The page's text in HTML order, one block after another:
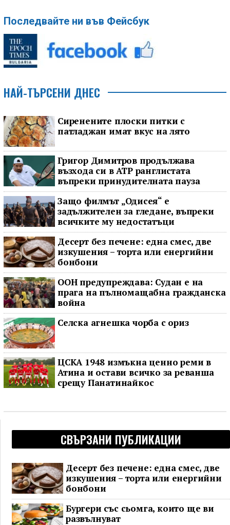
Последвайте ни във Фейсбук
НАЙ-ТЪРСЕНИ ДНЕС
Сиренените плоски питки с
патладжан имат вкус на лято
Григор Димитров продължава
възхода си в ATP ранглистата
въпреки принудителната пауза
Защо филмът „Одисея“ е
задължителен за гледане, въпреки
всичките му недостатъци
Десерт без печене: една смес, две
изкушения – торта или енергийни
бонбони
ООН предупреждава: Судан е на
прага на пълномащабна гражданска
война
Селска агнешка чорба с ориз
ЦСКА 1948 измъкна ценно реми в
Атина и остави всичко за реванша
срещу Панатинайкос
СВЪРЗАНИ ПУБЛИКАЦИИ
Десерт без печене: една смес, две
изкушения – торта или енергийни
бонбони
Бургери със сьомга, които ще ви
развълнуват